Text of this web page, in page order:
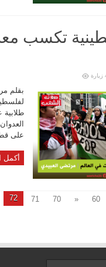
تكسب
بقلم
على
أكمل
60
«
70
71
72